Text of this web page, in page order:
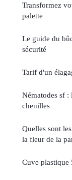
Transformez
palette
Le guide du
sécurité
Tarif d'un
Nématodes sf
chenilles
Quelles sont
la fleur de la
Cuve plastique